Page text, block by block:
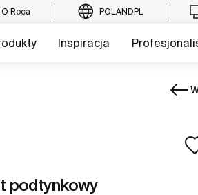
O Roca POLANDPL
Inspiracja
podtynkowy